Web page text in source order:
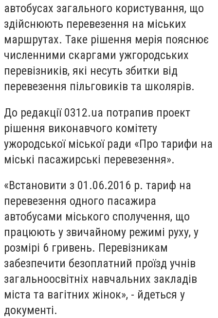
автобусах загального користування, що
здійснюють перевезення на міських
маршрутах. Таке рішення мерія пояснює
численними скаргами ужгородських
перевізників, які несуть збитки від
перевезення пільговиків та школярів.
До редакції 0312.ua потрапив проект
рішення виконавчого комітету
ужородської міської ради «Про тарифи на
міські пасажирські перевезення».
«Встановити з 01.06.2016 р. тариф на
перевезення одного пасажира
автобусами міського сполучення, що
працюють у звичайному режимі руху, у
розмірі 6 гривень. Перевізникам
забезпечити безоплатний проїзд учнів
загальноосвітніх навчальних закладів
міста та вагітних жінок», - йдеться у
документі.